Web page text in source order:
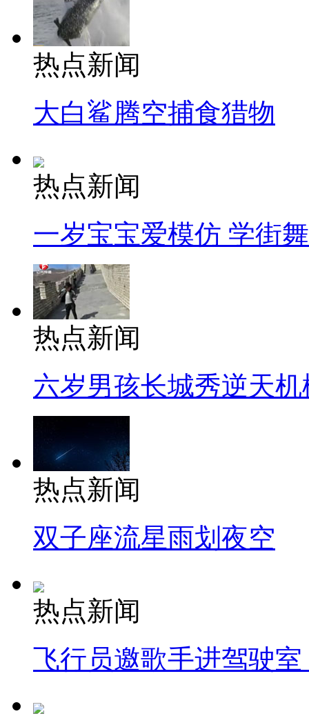
热点新闻
大白鲨腾空捕食猎物
热点新闻
一岁宝宝爱模仿 学街
热点新闻
六岁男孩长城秀逆天机
热点新闻
双子座流星雨划夜空
热点新闻
飞行员邀歌手进驾驶